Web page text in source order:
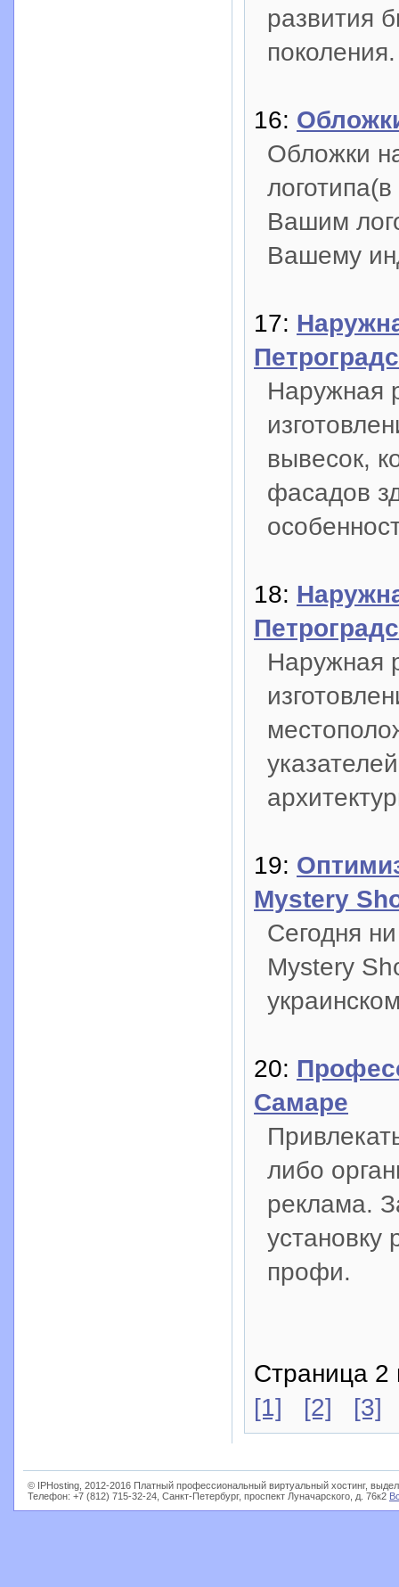
развития
поколения.
16:
Обложки
Вашим
Вашему
17:
Наружная
вывесок,
фасадов
18:
Наружная
19:
Mystery
Сегодня
Mystery
20:
Самаре
либо
реклама.
установку
профи.
Страница 2
[1]
[2] [3]
© IPHosting, 2012-2016 Платный профессиональный виртуальный хостинг,
Телефон: +7 (812) 715-32-24, Санкт-Петербург, проспект Луначарского, д. 76к2